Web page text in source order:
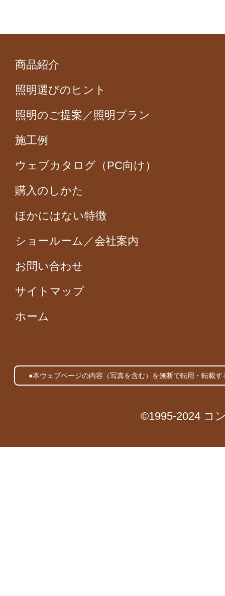
商品紹介
照明選びのヒント
照明のご提案／照明プラン
施工例
ウェブカタログ（PC向け）
購入のしかた
ほかにはない特徴
ショールーム／会社案内
お問い合わせ
サイトマップ
ホーム
●本ウェブページの内容（写真を含む）を無断で転用・転載
©1995-2024 コ